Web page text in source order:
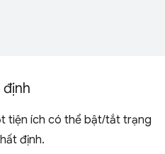
tiện ích có thể bật/tắt trạng
định.